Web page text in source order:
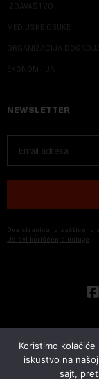
IZDAVAŠTVO
MEDIJSKE OBUKE
ORGANIZACIJA
EKONOM I JA
NEWSLETTER
Ova stranica je zaštićena
Uslovi korišćenja usluge
Koristimo
iskustvo na
sajt,